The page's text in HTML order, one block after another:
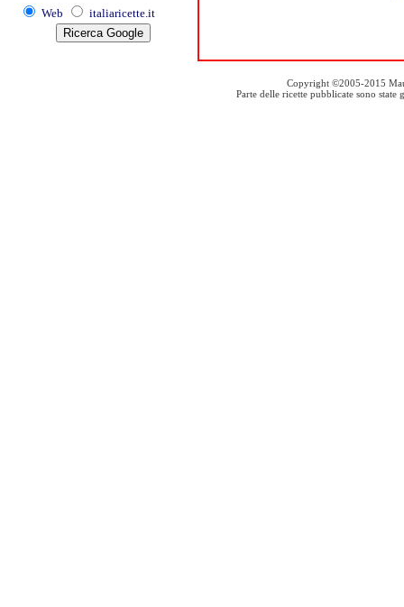
Web italiaricette.it
Copyright ©2005-2015
Parte delle ricette pubblicate sono state